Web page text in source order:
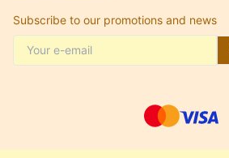
Subscribe to our promotions and news